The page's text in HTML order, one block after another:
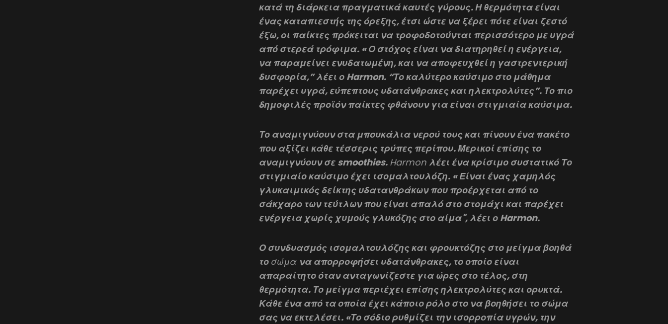
κατά τη διάρκεια πραγματικά καυτές γύρους. Η θερμότητα είναι
ένας καταπιεστής της όρεξης, έτσι ώστε να ξέρει πότε είναι ζεστό
έξω, οι παίκτες πρόκειται να τροφοδοτούνται περισσότερο με υγρά
από στερεά τρόφιμα. « Ο στόχος είναι να διατηρηθεί η ενέργεια,
να παραμείνει ενυδατωμένη, και να αποφευχθεί η γαστρεντερική
δυσφορία,” λέει ο Harmon. “Το καλύτερο καύσιμο στο μάθημα
παρέχει υγρά, εύπεπτους υδατάνθρακες και ηλεκτρολύτες”. Το πιο
δημοφιλές προϊόν παίκτες φθάνουν για είναι στιγμιαία καύσιμα.
Το αναμιγνύουν στα μπουκάλια νερού τους και πίνουν ένα πακέτο
που αξίζει κάθε τέσσερις τρύπες περίπου. Μερικοί επίσης το
αναμιγνύουν σε smoothies. Harmonλέει ένα κρίσιμο συστατικό Το
στιγμιαίο καύσιμο έχει ισομαλτουλόζη. « Είναι ένας χαμηλός
γλυκαιμικός δείκτης υδατανθράκων που προέρχεται από το
σάκχαρο των τεύτλων που είναι απαλό στο στομάχι και παρέχει
ενέργεια χωρίς χυμούς γλυκόζης στο αίμα", λέει ο Harmon.
Ο συνδυασμός ισομαλτουλόζης και φρουκτόζης στο μείγμα βοηθά
το σώμα να απορροφήσει υδατάνθρακες, το οποίο είναι
απαραίτητο όταν ανταγωνίζεστε για ώρες στο τέλος, στη
θερμότητα. Το μείγμα περιέχει επίσης ηλεκτρολύτες και ορυκτά.
Κάθε ένα από τα οποία έχει κάποιο ρόλο στο να βοηθήσει το σώμα
σας να εκτελέσει. «Το σόδιο ρυθμίζει την ισορροπία υγρών, την